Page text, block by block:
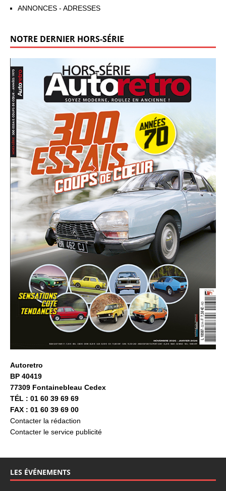
ANNONCES - ADRESSES
NOTRE DERNIER HORS-SÉRIE
Autoretro
BP 40419
77309 Fontainebleau Cedex
TÉL : 01 60 39 69 69
FAX : 01 60 39 69 00
Contacter la rédaction
Contacter le service publicité
LES ÉVÉNEMENTS